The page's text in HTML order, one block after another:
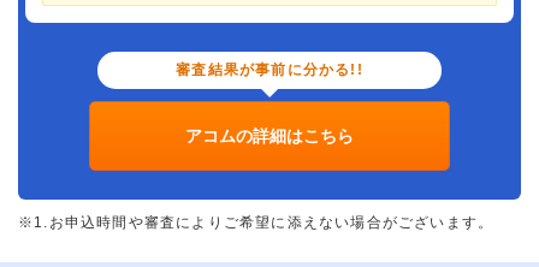
審査結果が事前に分かる!!
アコムの詳細はこちら
※1.お申込時間や審査によりご希望に添えない場合がございます。